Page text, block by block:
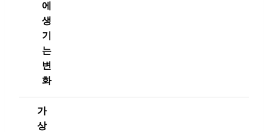
에
생
기
는
변
화
가
상